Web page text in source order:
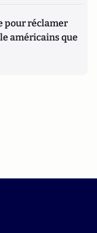
pour réclamer
américains que